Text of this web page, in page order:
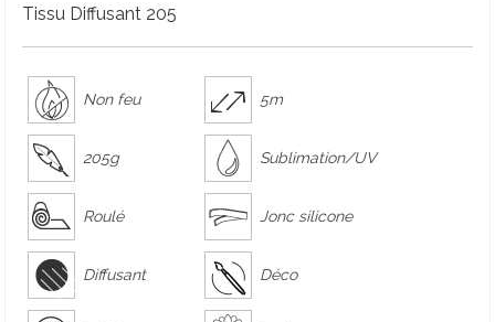
Tissu Diffusant 205
Non feu 5m
205g Sublimation/UV
Roulé Jonc silicone
Diffusant Déco